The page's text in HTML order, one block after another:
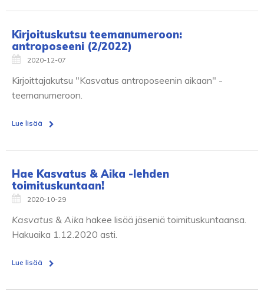
Kirjoituskutsu teemanumeroon:
antroposeeni (2/2022)
2020-12-07
Kirjoittajakutsu "Kasvatus antroposeenin aikaan" -
teemanumeroon.
Lue lisää
Hae Kasvatus & Aika -lehden
toimituskuntaan!
2020-10-29
Kasvatus & Aika hakee lisää jäseniä toimituskuntaansa.
Hakuaika 1.12.2020 asti.
Lue lisää